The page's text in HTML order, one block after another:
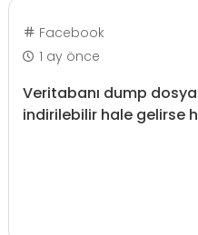
Facebook
1 ay önce
Veritabanı dump
indirilebilir hale gelirse